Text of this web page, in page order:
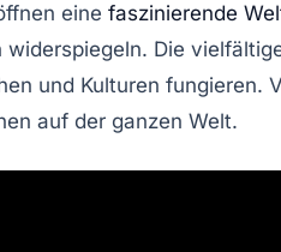
eine faszinierende
Die
und Kulturen fungieren.
auf der ganzen Welt.